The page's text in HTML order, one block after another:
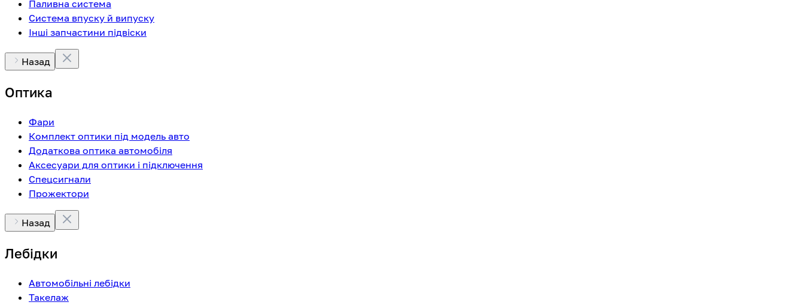
Паливна система
Система впуску й випуску
Інші запчастини підвіски
Назад
Оптика
Фари
Комплект оптики під модель авто
Додаткова оптика автомобіля
Аксесуари для оптики і підключення
Спецсигнали
Прожектори
Назад
Лебідки
Автомобільні лебідки
Такелаж